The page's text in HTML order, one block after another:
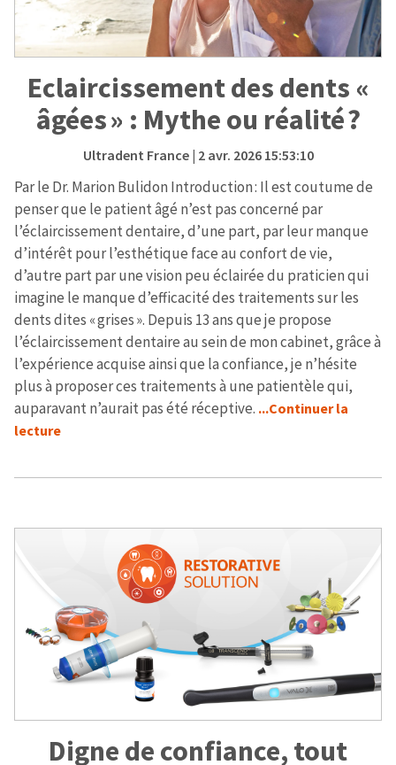
Eclaircissement des dents «
âgées » : Mythe ou réalité ?
Ultradent France| 2 avr. 2026 15:53:10
Par le Dr. Marion Bulidon Introduction : Il est coutume de
penser que le patient âgé n’est pas concerné par
l’éclaircissement dentaire, d’une part, par leur manque
d’intérêt pour l’esthétique face au confort de vie,
d’autre part par une vision peu éclairée du praticien qui
imagine le manque d’efficacité des traitements sur les
dents dites « grises ». Depuis 13 ans que je propose
l’éclaircissement dentaire au sein de mon cabinet, grâce à
l’expérience acquise ainsi que la confiance, je n’hésite
plus à proposer ces traitements à une patientèle qui,
auparavant n’aurait pas été réceptive. ...Continuer la
lecture
Digne de confiance, tout